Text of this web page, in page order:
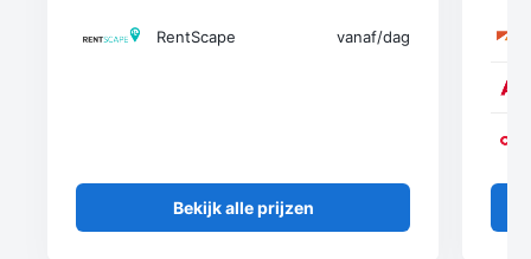
RentScape vanaf/dag
Bekijk alle prijzen